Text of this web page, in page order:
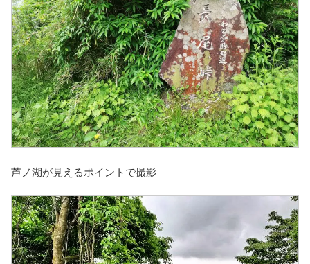
芦ノ湖が見えるポイントで撮影